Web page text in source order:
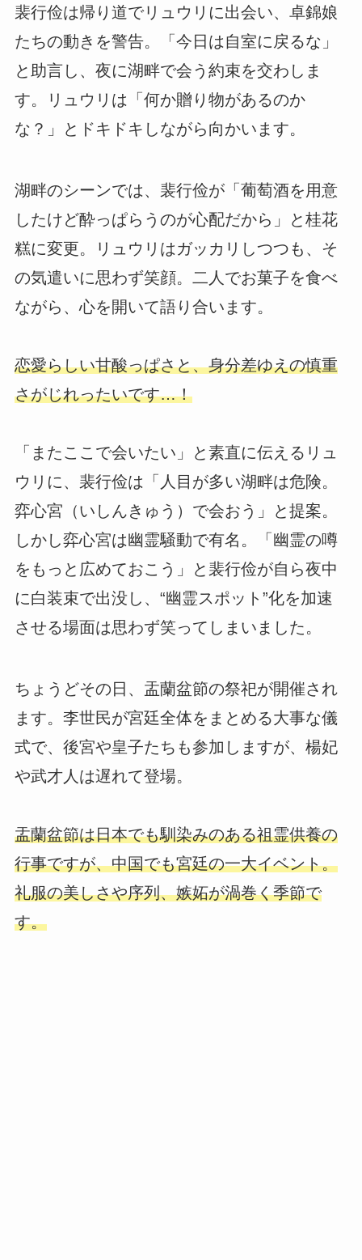
裴行俭は帰り道でリュウリに出会い、卓錦娘
たちの動きを警告。「今日は自室に戻るな」
と助言し、夜に湖畔で会う約束を交わしま
す。リュウリは「何か贈り物があるのか
な？」とドキドキしながら向かいます。
湖畔のシーンでは、裴行俭が「葡萄酒を用意
したけど酔っぱらうのが心配だから」と桂花
糕に変更。リュウリはガッカリしつつも、そ
の気遣いに思わず笑顔。二人でお菓子を食べ
ながら、心を開いて語り合います。
恋愛らしい甘酸っぱさと、身分差ゆえの慎重
さがじれったいです…！
「またここで会いたい」と素直に伝えるリュ
ウリに、裴行俭は「人目が多い湖畔は危険。
弈心宮（いしんきゅう）で会おう」と提案。
しかし弈心宮は幽霊騒動で有名。「幽霊の噂
をもっと広めておこう」と裴行俭が自ら夜中
に白装束で出没し、“幽霊スポット”化を加速
させる場面は思わず笑ってしまいました。
ちょうどその日、盂蘭盆節の祭祀が開催され
ます。李世民が宮廷全体をまとめる大事な儀
式で、後宮や皇子たちも参加しますが、楊妃
や武才人は遅れて登場。
盂蘭盆節は日本でも馴染みのある祖霊供養の
行事ですが、中国でも宮廷の一大イベント。
礼服の美しさや序列、嫉妬が渦巻く季節で
す。